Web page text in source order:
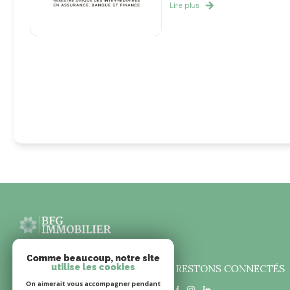
Lire plus
BFG IMMOBILIER RESTONS CONNECTÉS
Comme beaucoup, notre site
utilise les cookies
On aimerait vous accompagner pendant